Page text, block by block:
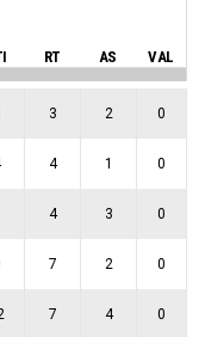
RT AS VAL
3 2 0
4 1 0
4 3 0
7 2 0
7 4 0